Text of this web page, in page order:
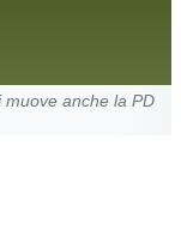
anche la PD